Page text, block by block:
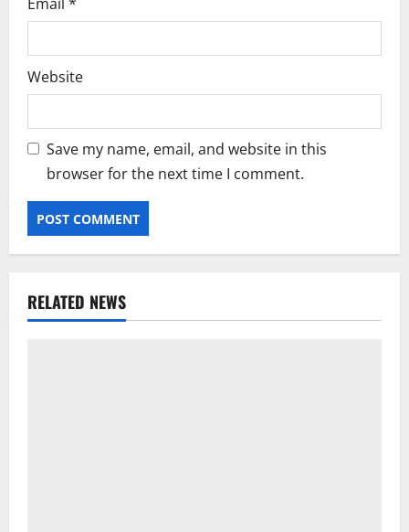
Email *
Website
Save my name, email, and website in this
browser for the next time I comment.
RELATED NEWS